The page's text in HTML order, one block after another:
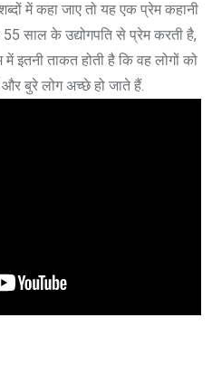
में कहा जाए तो यह एक प्रेम कहानी
साल के उद्योगपति से प्रेम करती है,
इतनी ताकत होती है कि वह लोगों को
बुरे लोग अच्छे हो जाते हैं.